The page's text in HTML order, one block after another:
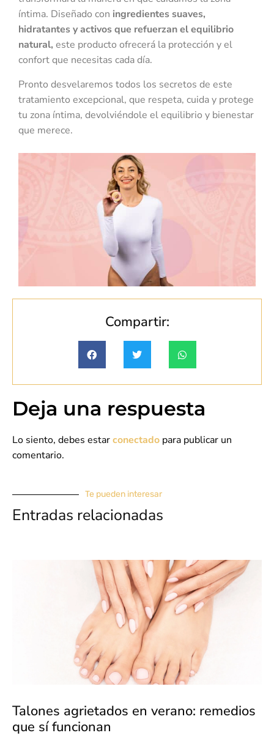
íntima. Diseñado con ingredientes suaves,
hidratantes y activos que refuerzan el equilibrio
natural, este producto ofrecerá la protección y el
confort que necesitas cada día.
Pronto desvelaremos todos los secretos de este
tratamiento excepcional, que respeta, cuida y protege
tu zona íntima, devolviéndole el equilibrio y bienestar
que merece.
Compartir:
Deja una respuesta
Lo siento, debes estarconectado para publicar un
comentario.
Te pueden interesar
Entradas relacionadas
Talones agrietados en verano: remedios
que sí funcionan